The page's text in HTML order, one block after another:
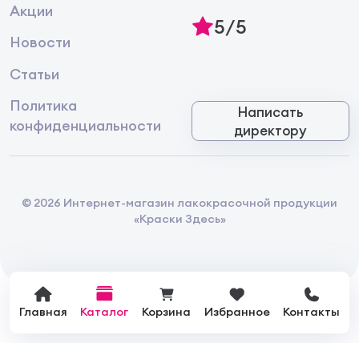
Главная Каталог Корзина Избранное Контакты
Акции
Новости
Статьи
Политика
конфиденциальности
5/5
Написать
директору
© 2026 Интернет-магазин лакокрасочной продукции
«Краски Здесь»